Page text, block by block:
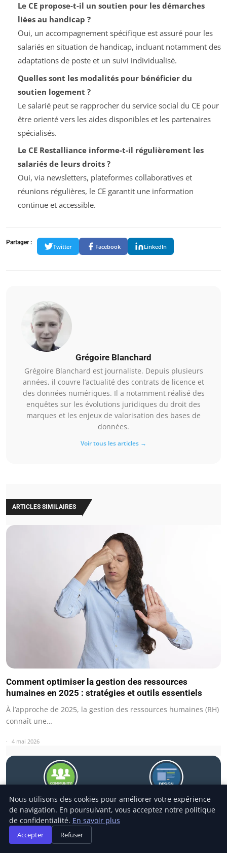
Le CE propose-t-il un soutien pour les démarches
liées au handicap ?
Oui, un accompagnement spécifique est assuré pour les
salariés en situation de handicap, incluant notamment des
adaptations de poste et un suivi individualisé.
Quelles sont les modalités pour bénéficier du
soutien logement ?
Le salarié peut se rapprocher du service social du CE pour
être orienté vers les aides disponibles et les partenaires
spécialisés.
Le CE Restalliance informe-t-il régulièrement les
salariés de leurs droits ?
Oui, via newsletters, plateformes collaboratives et
réunions régulières, le CE garantit une information
continue et accessible.
Partager :
Twitter Facebook LinkedIn
Grégoire Blanchard
Grégoire Blanchard est journaliste. Depuis plusieurs
années, il couvre l’actualité des contrats de licence et
des données numériques. Il a notamment réalisé des
enquêtes sur les évolutions juridiques du droit des
marques et les enjeux de valorisation des bases de
données.
Voir tous les articles →
ARTICLES SIMILAIRES
Comment optimiser la gestion des ressources
humaines en 2025 : stratégies et outils essentiels
À l’approche de 2025, la gestion des ressources humaines (RH)
connaît une…
4 mai 2026
Nous utilisons des cookies pour améliorer votre expérience
de navigation. En poursuivant, vous acceptez notre politique
de confidentialité. En savoir plus
Accepter Refuser